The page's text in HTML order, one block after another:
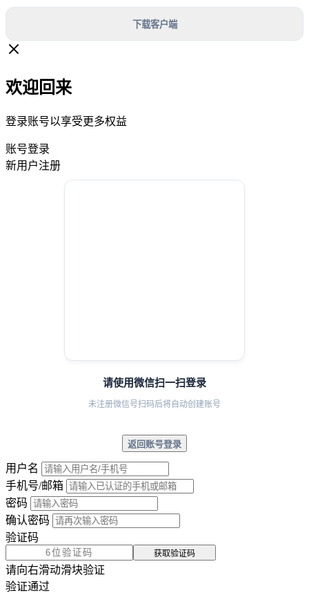
下载客户端
欢迎回来
登录账号以享受更多权益
账号登录
新用户注册
请使用微信扫一扫登录
未注册微信号扫码后将自动创建账号
返回账号登录
用户名
手机号/邮箱
密码
确认密码
验证码
获取验证码
请向右滑动滑块验证
验证通过